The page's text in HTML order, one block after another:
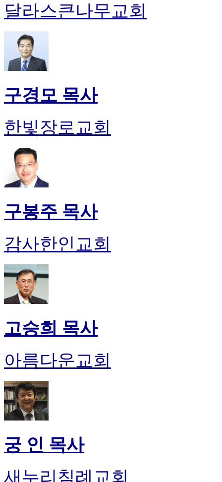
달라스큰나무교회
구경모 목사
한빛장로교회
구봉주 목사
감사한인교회
고승희 목사
아름다운교회
궁 인 목사
새누리침례교회